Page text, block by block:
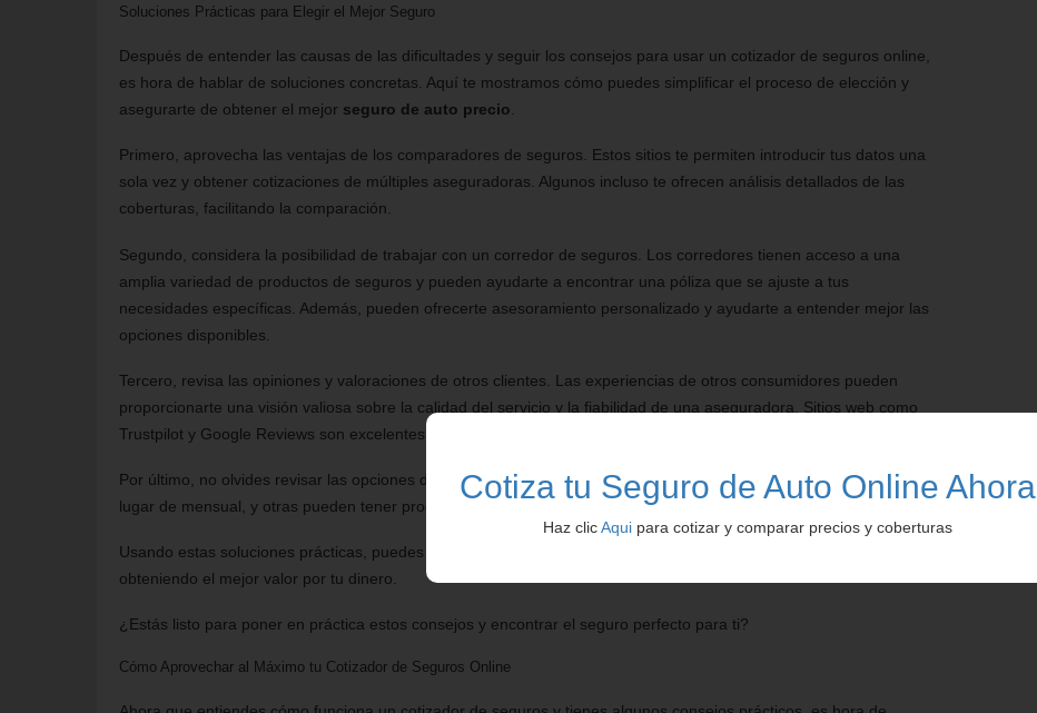
Cotiza tu Seguro de Auto Online Ahora
Haz clicAqui para cotizar y comparar precios y coberturas
Soluciones Prácticas para Elegir el Mejor Seguro
Después de entender las causas de las dificultades y seguir los consejos para usar un cotizador de seguros online,
es hora de hablar de soluciones concretas. Aquí te mostramos cómo puedes simplificar el proceso de elección y
asegurarte de obtener el mejor seguro de auto precio.
Primero, aprovecha las ventajas de los comparadores de seguros. Estos sitios te permiten introducir tus datos una
sola vez y obtener cotizaciones de múltiples aseguradoras. Algunos incluso te ofrecen análisis detallados de las
coberturas, facilitando la comparación.
Segundo, considera la posibilidad de trabajar con un corredor de seguros. Los corredores tienen acceso a una
amplia variedad de productos de seguros y pueden ayudarte a encontrar una póliza que se ajuste a tus
necesidades específicas. Además, pueden ofrecerte asesoramiento personalizado y ayudarte a entender mejor las
opciones disponibles.
Tercero, revisa las opiniones y valoraciones de otros clientes. Las experiencias de otros consumidores pueden
proporcionarte una visión valiosa sobre la calidad del servicio y la fiabilidad de una aseguradora. Sitios web como
Trustpilot y Google Reviews son excelentes lugares para encontrar estas opiniones.
Por último, no olvides revisar las opciones de pago. Algunas aseguradoras ofrecen descuentos por pago anual en
lugar de mensual, y otras pueden tener programas de fidelidad que te permiten ahorrar más a largo plazo.
Usando estas soluciones prácticas, puedes estar seguro de que estás tomando una decisión informada y
obteniendo el mejor valor por tu dinero.
¿Estás listo para poner en práctica estos consejos y encontrar el seguro perfecto para ti?
Cómo Aprovechar al Máximo tu Cotizador de Seguros Online